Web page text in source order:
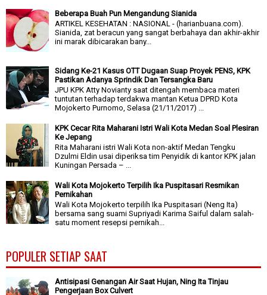
Beberapa Buah Pun Mengandung Sianida
ARTIKEL KESEHATAN : NASIONAL - (harianbuana.com).
Sianida, zat beracun yang sangat berbahaya dan akhir-akhir
ini marak dibicarakan bany...
Sidang Ke-21 Kasus OTT Dugaan Suap Proyek PENS, KPK
Pastikan Adanya Sprindik Dan Tersangka Baru
JPU KPK Atty Novianty saat ditengah membaca materi
tuntutan terhadap terdakwa mantan Ketua DPRD Kota
Mojokerto Purnomo, Selasa (21/11/2017) ...
KPK Cecar Rita Maharani Istri Wali Kota Medan Soal Plesiran
Ke Jepang
Rita Maharani istri Wali Kota non-aktif Medan Tengku
Dzulmi Eldin usai diperiksa tim Penyidik di kantor KPK jalan
Kuningan Persada – ...
Wali Kota Mojokerto Terpilih Ika Puspitasari Resmikan
Pernikahan
Wali Kota Mojokerto terpilih Ika Puspitasari (Neng Ita)
bersama sang suami Supriyadi Karima Saiful dalam salah-
satu moment resepsi pernikah...
POPULER SETIAP SAAT
Antisipasi Genangan Air Saat Hujan, Ning Ita Tinjau
Pengerjaan Box Culvert